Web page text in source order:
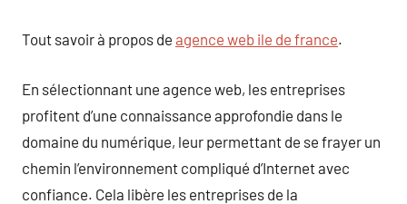
Tout savoir à propos de agence web ile de france.
En sélectionnant une agence web, les entreprises
profitent d’une connaissance approfondie dans le
domaine du numérique, leur permettant de se frayer un
chemin l’environnement compliqué d’Internet avec
confiance. Cela libère les entreprises de la